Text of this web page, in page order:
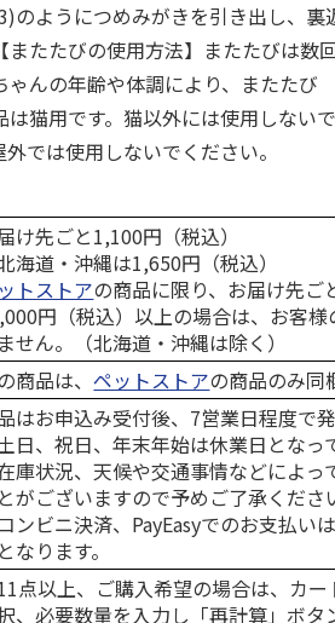
ニオイ
専用 猫ト
ュラルグ
税込)
デオトイレ 飛び散
らない消臭・抗菌サ
ンド 4L
1,320円
(送料別・税込)
銀のスプ
こ用 まぐろ
おに…
120円
(送料別・税
のようにつめみがきを引き出し、裏
またたびの使用方法】またたびは数
ゃんの年齢や体調により、またたび
は猫用です。猫以外には使用しない
では使用しないでください。
け先ごと1,100円（税込）
海道・沖縄は1,650円（税込）
トストアの商品に限り、お届け先ご
円（税込）以上の場合は、お客
せん。（北海道・沖縄は除く）
商品は、ペットストアの商品のみ同
はお申込み受付後、7営業日程度で発
日、祝日、年末年始は休業日となっ
庫状況、天候や交通事情などによっ
がございますので予めご了承くださ
ンビニ決済、PayEasyでのお支払い
なります。
点以上、ご購入希望の場合は、カー
、必要数量を入力し「再計算」ボタ